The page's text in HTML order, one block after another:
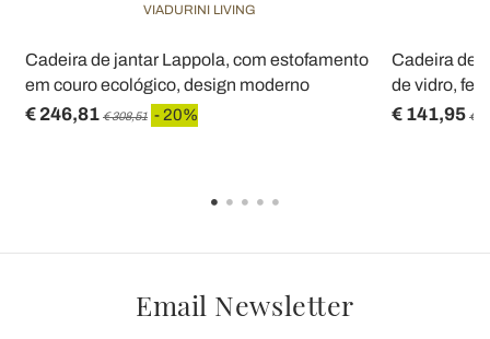
VIADURINI LIVING
Cadeira de jantar Lappola, com estofamento
em couro ecológico, design moderno
€ 246,81 € 308,51 - 20%
Cadeira de
de vidro,
€ 141,95 €
Email Newsletter